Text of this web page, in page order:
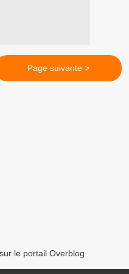
Page suivante >
le portail Overblog